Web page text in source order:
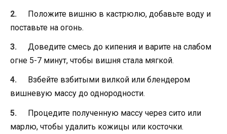
Положите вишню в кастрюлю, добавьте воду и
поставьте на огонь.
Доведите смесь до кипения и варите на слабом
огне 5-7 минут, чтобы вишня стала мягкой.
Взбейте взбитыми вилкой или блендером
вишневую массу до однородности.
Процедите полученную массу через сито или
марлю, чтобы удалить кожицы или косточки.